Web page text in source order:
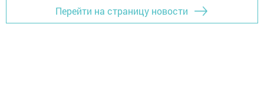
Перейти на страницу новости